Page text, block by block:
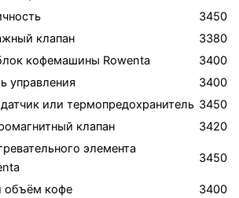
3450
клапан
3380
кофемашины Rowenta
3400
управления
3400
или термопредохранитель 3450
клапан
3420
элемента
3450
объём кофе
3400